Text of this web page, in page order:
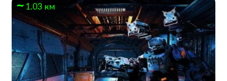
1.03 км